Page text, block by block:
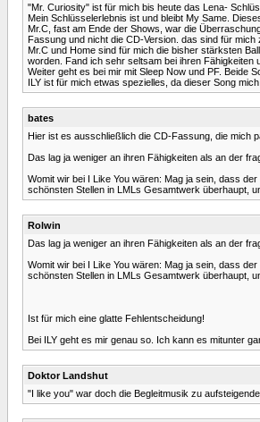
"Mr. Curiosity" ist für mich bis heute das Lena-
Mein Schlüsselerlebnis ist und bleibt My Same.
Mr.C, fast am Ende der Shows, war die
Fassung und nicht die CD-Version. das sind für mich
Mr.C und Home sind für mich die bisher stärksten
worden. Fand ich sehr seltsam bei ihren Fähigkeiten
Weiter geht es bei mir mit Sleep Now und PF. Beide
ILY ist für mich etwas spezielles, da dieser Song
bates
Hier ist es ausschließlich die CD-Fassung, die mich
Das lag ja weniger an ihren Fähigkeiten als an der
Womit wir bei I Like You wären: Mag ja sein, dass
schönsten Stellen in LMLs Gesamtwerk überhaupt,
Rolwin
Das lag ja weniger an ihren Fähigkeiten als an der
Womit wir bei I Like You wären: Mag ja sein, dass
schönsten Stellen in LMLs Gesamtwerk überhaupt,
Ist für mich eine glatte Fehlentscheidung!
Bei ILY geht es mir genau so. Ich kann es mitunter
Doktor Landshut
"I like you" war doch die Begleitmusik zu